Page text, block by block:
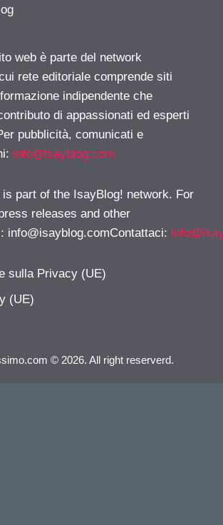
web è parte del network
rete editoriale comprende siti
indipendente che
di appassionati ed esperti
pubblicità, comunicati e
info@isayblog.com
part of the IsayBlog! network. For
releases and other
info@isayblog.comContattaci:
sulla Privacy (UE)
(UE)
© 2026. All right reserverd.